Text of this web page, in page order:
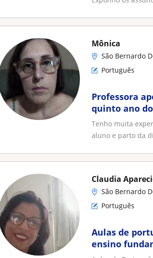
Mônica
São Bernardo
Português
Professora
quinto ano
Tenho muita
aluno e parto da
Claudia
São Bernardo
Português
Aulas de
ensino